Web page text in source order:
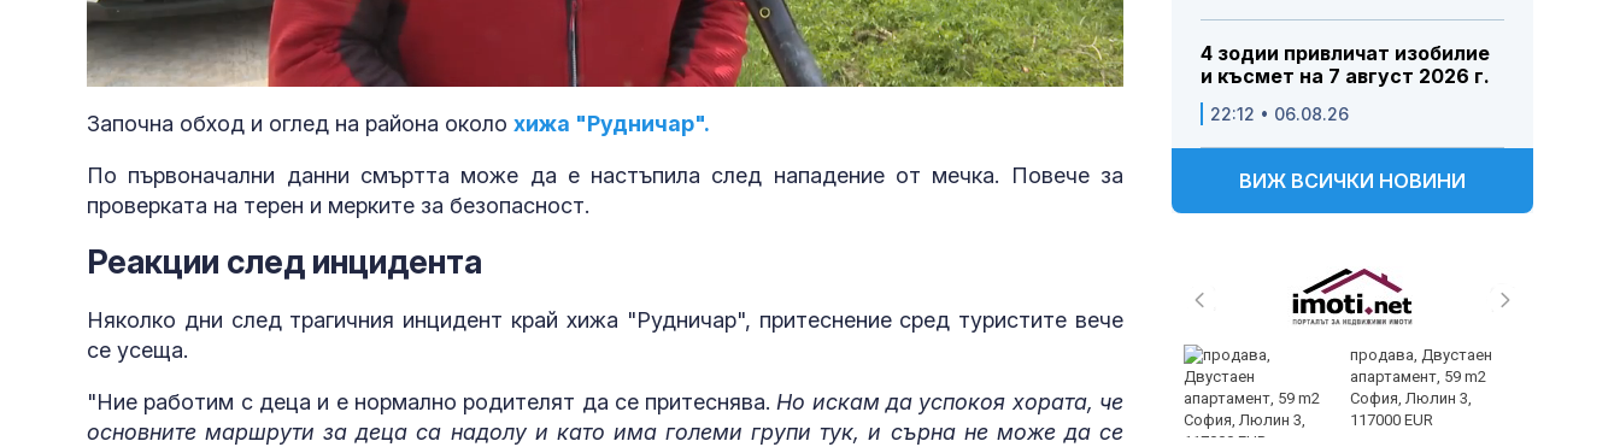
Unmute
44.26%
Започна обход и оглед на района около хижа "Рудничар".
По първоначални данни смъртта може да е настъпила след нападение от мечка. Повече за
проверката на терен и мерките за безопасност.
Реакции след инцидента
Няколко дни след трагичния инцидент край хижа "Рудничар", притеснение сред туристите вече
се усеща.
"Ние работим с деца и е нормално родителят да се притеснява. Но искам да успокоя хората, че
основните маршрути за деца са надолу и като има големи групи тук, и сърна не може да се
4 зодии привличат изобилие
и късмет на 7 август 2026 г.
22:12 • 06.08.26
ВИЖ ВСИЧКИ НОВИНИ
Димитър Шумналиев
повече?
продава, Двустаен
апартамент, 59 m2
София, Люлин 3,
117000 EUR